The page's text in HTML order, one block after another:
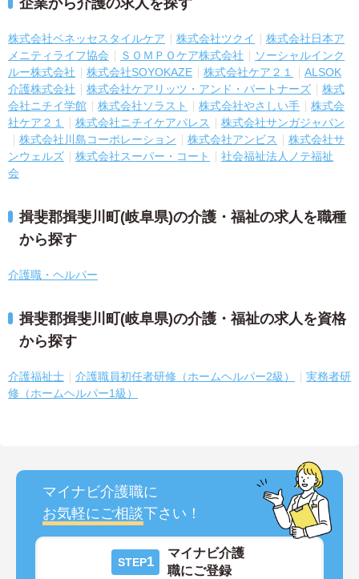
企業から介護の求人を探す
株式会社ベネッセスタイルケア 株式会社ツクイ
株式会社日本ア
メニティライフ協会
ＳＯＭＰＯケア株式会社
ソーシャルインク
ルー株式会社
株式会社SOYOKAZE 株式会社ケア２１
ALSOK
介護株式会社
株式会社ケアリッツ・アンド・パートナーズ
株式
会社ニチイ学館
株式会社ソラスト 株式会社やさしい手
株式会
社ケア２１
株式会社ニチイケアパレス
株式会社サンガジャパン
株式会社川島コーポレーション
株式会社アンビス
株式会社サ
ンウェルズ
株式会社スーパー・コート
社会福祉法人ノテ福祉
会
揖斐郡揖斐川町(岐阜県)の介護・福祉の求人を職種
から探す
介護職・ヘルパー
揖斐郡揖斐川町(岐阜県)の介護・福祉の求人を資格
から探す
介護福祉士 介護職員初任者研修（ホームヘルパー2級）
実務者研
修（ホームヘルパー1級）
マイナビ介護職に
お気軽にご相談下さい！
STEP1
マイナビ介護
職にご登録